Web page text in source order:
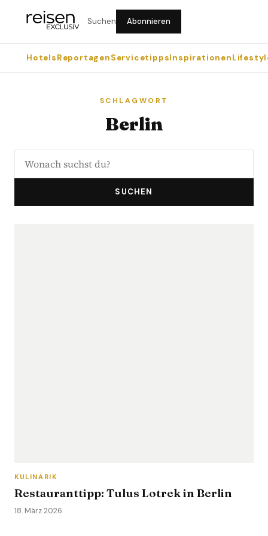
Suchen Abonnieren
HotelsReportagenServicetippsInspirationen
SCHLAGWORT
Berlin
SUCHEN
KULINARIK
Restauranttipp: Tulus Lotrek in Berlin
18. März 2026